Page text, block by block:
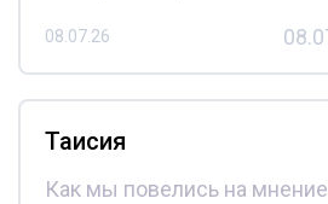
08.07.26
Таисия
Как мы повелись на мнение